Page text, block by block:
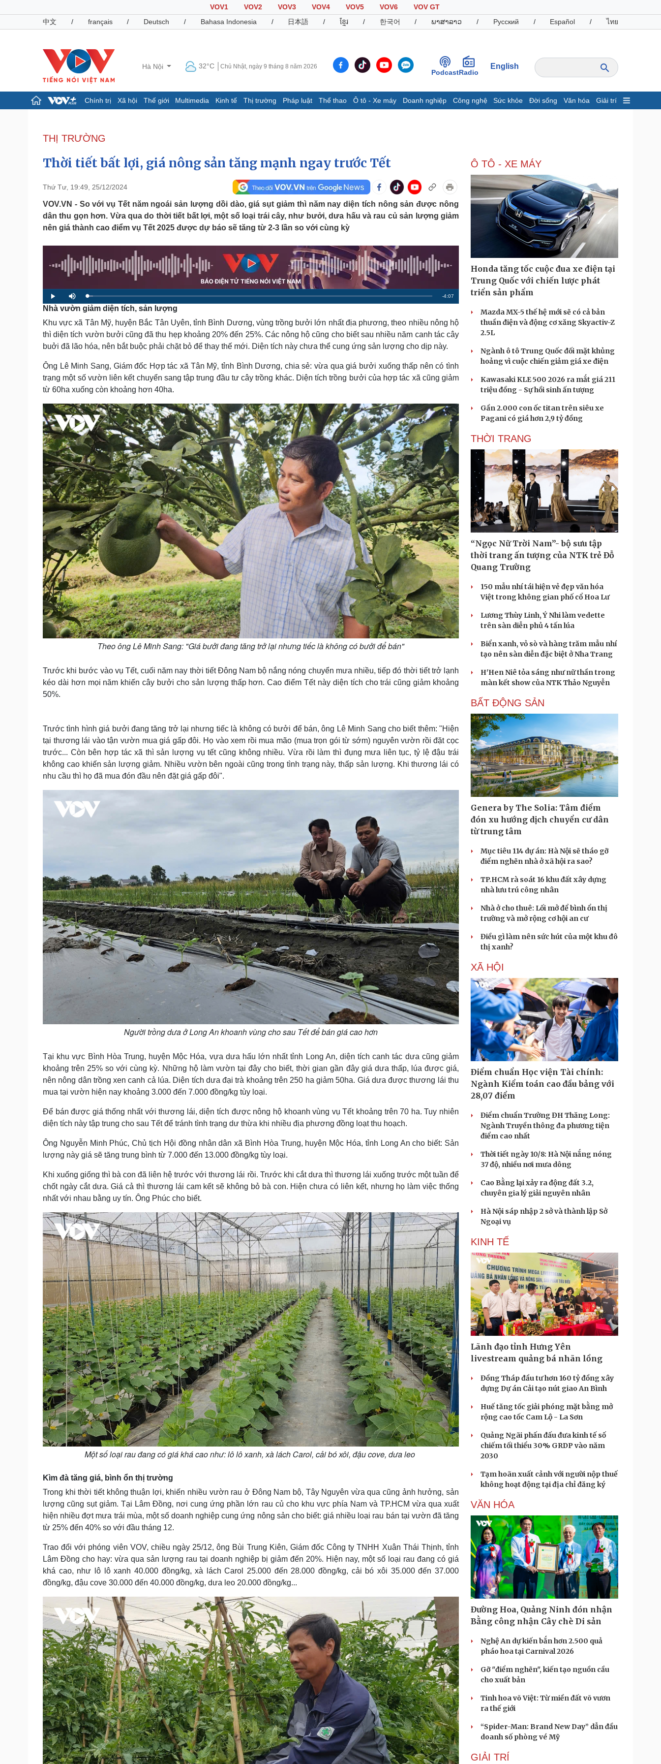
VOV1 VOV2 VOV3 VOV4 VOV5 VOV6
VOV GT
中文
/ français / Deutsch / Bahasa Indonesia / 日本語 / ខ្មែរ / 한국어 / ພາສາລາວ / Русский / Español / ไทย
Hà Nội 32°C Chủ Nhật, ngày 9 tháng 8 năm 2026
PodcastRadio
English
Chính trị Xã hội Thế giới Multimedia Kinh tế Thị trường Pháp luật Thể thao Ô tô - Xe máy Doanh nghiệp Công nghệ Sức khỏe Đời sống Văn hóa Giải trí
Đảng
Tổ chức nhân sự
Nhận diện sự thật
Dấu ấn VOV
Infographic
Chứng khoán
Giá cà phê
Pháp luật
Vụ án
Tin nóng
Quân sự - Quốc phòng
Vũ khí
Việt Nam
Thể thao
Bóng đá
Lịch thi đấu bóng đá
eSports
Hậu trường
Ô tô - Xe máy
Ô tô
Xe máy
Doanh nghiệp
Thông tin doanh nghiệp
Vì cộng đồng
Công nghệ
Sành điệu
Tin Công nghệ
Trải nghiệm
Chuyển đổi số
Sức khỏe
Cây thuốc
Sản phụ khoa
Nhi khoa
Nam khoa
Làm đẹp - giảm cân
Phòng mạch online
Đời sống
Blog
Tình yêu - Gia đình
Văn hóa
Sân khấu - Điện ảnh
Văn học
Giải trí
Nghệ sĩ
Thời trang
Du lịch
Săn Tour
Podcast
Câu chuyện thời sự
Cửa sổ tình yêu
Kể chuyện cho bé
Hạt giống tâm hồn
Cải chính
THỊ TRƯỜNG
Thời tiết bất lợi, giá nông sản tăng mạnh ngay trước Tết
Thứ Tư, 19:49, 25/12/2024
VOV.VN - So với vụ Tết năm ngoái sản lượng dồi dào, giá sụt giảm thì năm nay diện tích nông sản được nông
dân thu gọn hơn. Vừa qua do thời tiết bất lợi, một số loại trái cây, như bưởi, dưa hấu và rau củ sản lượng giảm
nên giá thành cao điểm vụ Tết 2025 được dự báo sẽ tăng từ 2-3 lần so với cùng kỳ
P
l
a
M
u
t
L
o
a
d
d
1
.
6
5
R
m
n
g
T
m
e
-4:07
Nhà vườn giảm diện tích, sản lượng
Khu vực xã Tân Mỹ, huyện Bắc Tân Uyên, tỉnh Bình Dương, vùng trồng bưởi lớn nhất địa phương, theo nhiều nông hộ
thì diện tích vườn bưởi cũng đã thu hẹp khoảng 20% đến 25%. Các nông hộ cũng cho biết sau nhiều năm canh tác cây
buởi đã lão hóa, nên bắt buộc phải chặt bỏ để thay thế mới. Diện tích này chưa thể cung ứng sản lượng cho dịp này.
Ông Lê Minh Sang, Giám đốc Hợp tác xã Tân Mỹ, tỉnh Bình Dương, chia sẻ: vừa qua giá bưởi xuống thấp nên có tình
trạng một số vườn liên kết chuyển sang tập trung đầu tư cây trồng khác. Diện tích trồng bưởi của hợp tác xã cũng giảm
từ 60ha xuống còn khoảng hơn 40ha.
Theo ông Lê Minh Sang: "Giá bưởi đang tăng trở lại nhưng tiếc là không có bưởi để bán"
Trước khi bước vào vụ Tết, cuối năm nay thời tiết Đông Nam bộ nắng nóng chuyển mưa nhiều, tiếp đó thời tiết trở lạnh
kéo dài hơn mọi năm khiến cây bưởi cho sản lượng thấp hơn. Cao điểm Tết này diện tích cho trái cũng giảm khoảng
50%.
Trước tình hình giá bưởi đang tăng trở lại nhưng tiếc là không có bưởi để bán, ông Lê Minh Sang cho biết thêm: "Hiện
tại thương lái vào tận vườn mua giá gấp đôi. Họ vào xem rồi mua mão (mua trọn gói từ sớm) nguyên vườn rồi đặt cọc
trước... Còn bên hợp tác xã thì sản lượng vụ tết cũng không nhiều. Vừa rồi làm thì đụng mưa liên tục, tỷ lệ đậu trái
không cao khiến sản lượng giảm. Nhiều vườn bên ngoài cũng trong tình trạng này, thấp sản lượng. Khi thương lái có
nhu cầu thì họ đã mua đón đầu nên đặt giá gấp đôi".
Người trồng dưa ở Long An khoanh vùng cho sau Tết để bán giá cao hơn
Tại khu vực Bình Hòa Trung, huyện Mộc Hóa, vựa dưa hấu lớn nhất tỉnh Long An, diện tích canh tác dưa cũng giảm
khoảng trên 25% so với cùng kỳ. Những hộ làm vườn tại đây cho biết, thời gian gần đây giá dưa thấp, lúa được giá,
nên nông dân trồng xen canh cả lúa. Diện tích dưa đại trà khoảng trên 250 ha giảm 50ha. Giá dưa được thương lái thu
mua tại vườn hiện nay khoảng 3.000 đến 7.000 đồng/kg tùy loại.
Để bán được giá thống nhất với thương lái, diện tích được nông hộ khoanh vùng vụ Tết khoảng trên 70 ha. Tuy nhiên
diện tích này tập trung cho sau Tết để tránh tình trạng dư thừa khi nhiều địa phương đồng loạt thu hoạch.
Ông Nguyễn Minh Phúc, Chủ tịch Hội đồng nhân dân xã Bình Hòa Trung, huyện Mộc Hóa, tỉnh Long An cho biết: Sản
lượng này giá sẽ tăng trung bình từ 7.000 đến 13.000 đồng/kg tùy loại.
Khi xuống giống thì bà con đã liên hệ trước với thương lái rồi. Trước khi cắt dưa thì thương lái xuống trước một tuần để
chốt ngày cắt dưa. Giá cả thì thương lái cam kết sẽ không bỏ bà con. Hiện chưa có liên kết, nhưng họ làm việc thống
nhất với nhau bằng uy tín. Ông Phúc cho biết.
Một số loại rau đang có giá khá cao như: lô lô xanh, xà lách Carol, cải bó xôi, đậu cove, dưa leo
Kìm đà tăng giá, bình ổn thị trường
Trong khi thời tiết không thuận lợi, khiến nhiều vườn rau ở Đông Nam bộ, Tây Nguyên vừa qua cũng ảnh hưởng, sản
lượng cũng sụt giảm. Tại Lâm Đồng, nơi cung ứng phần lớn rau củ cho khu vực phía Nam và TP.HCM vừa qua xuất
hiện nhiều đợt mưa trái mùa, một số doanh nghiệp cung ứng nông sản cho biết: giá nhiều loại rau bán tại vườn đã tăng
từ 25% đến 40% so với đầu tháng 12.
Trao đổi với phóng viên VOV, chiều ngày 25/12, ông Bùi Trung Kiên, Giám đốc Công ty TNHH Xuân Thái Thịnh, tỉnh
Lâm Đồng cho hay: vừa qua sản lượng rau tại doanh nghiệp bị giảm đến 20%. Hiện nay, một số loại rau đang có giá
khá cao, như lô lô xanh 40.000 đồng/kg, xà lách Carol 25.000 đến 28.000 đồng/kg, cải bó xôi 35.000 đến 37.000
đồng/kg, đậu cove 30.000 đến 40.000 đồng/kg, dưa leo 20.000 đồng/kg...
Ô TÔ - XE MÁY
Honda tăng tốc cuộc đua xe điện tại
Trung Quốc với chiến lược phát
triển sản phẩm
Mazda MX-5 thế hệ mới sẽ có cả bản
thuần điện và động cơ xăng Skyactiv-Z
2.5L
Ngành ô tô Trung Quốc đối mặt khủng
hoảng vì cuộc chiến giảm giá xe điện
Kawasaki KLE 500 2026 ra mắt giá 211
triệu đồng - Sự hồi sinh ấn tượng
Gần 2.000 con ốc titan trên siêu xe
Pagani có giá hơn 2,9 tỷ đồng
THỜI TRANG
“Ngọc Nữ Trời Nam”- bộ sưu tập
thời trang ấn tượng của NTK trẻ Đỗ
Quang Trường
150 mẫu nhí tái hiện vẻ đẹp văn hóa
Việt trong không gian phố cổ Hoa Lư
Lương Thùy Linh, Ý Nhi làm vedette
trên sàn diễn phủ 4 tấn lúa
Biển xanh, vỏ sò và hàng trăm mẫu nhí
tạo nên sàn diễn đặc biệt ở Nha Trang
H'Hen Niê tỏa sáng như nữ thần trong
màn kết show của NTK Thảo Nguyễn
BẤT ĐỘNG SẢN
Genera by The Solia: Tâm điểm
đón xu hướng dịch chuyển cư dân
từ trung tâm
Mục tiêu 114 dự án: Hà Nội sẽ tháo gỡ
điểm nghẽn nhà ở xã hội ra sao?
TP.HCM rà soát 16 khu đất xây dựng
nhà lưu trú công nhân
Nhà ở cho thuê: Lối mở để bình ổn thị
trường và mở rộng cơ hội an cư
Điều gì làm nên sức hút của một khu đô
thị xanh?
XÃ HỘI
Điểm chuẩn Học viện Tài chính:
Ngành Kiểm toán cao đầu bảng với
28,07 điểm
Điểm chuẩn Trường ĐH Thăng Long:
Ngành Truyền thông đa phương tiện
điểm cao nhất
Thời tiết ngày 10/8: Hà Nội nắng nóng
37 độ, nhiều nơi mưa dông
Cao Bằng lại xảy ra động đất 3.2,
chuyên gia lý giải nguyên nhân
Hà Nội sáp nhập 2 sở và thành lập Sở
Ngoại vụ
KINH TẾ
Lãnh đạo tỉnh Hưng Yên
livestream quảng bá nhãn lồng
Đồng Tháp đầu tư hơn 160 tỷ đồng xây
dựng Dự án Cải tạo nút giao An Bình
Huế tăng tốc giải phóng mặt bằng mở
rộng cao tốc Cam Lộ - La Sơn
Quảng Ngãi phấn đấu đưa kinh tế số
chiếm tối thiểu 30% GRDP vào năm
2030
Tạm hoãn xuất cảnh với người nộp thuế
không hoạt động tại địa chỉ đăng ký
VĂN HÓA
Đường Hoa, Quảng Ninh đón nhận
Bằng công nhận Cây chè Di sản
Nghệ An dự kiến bắn hơn 2.500 quả
pháo hoa tại Carnival 2026
Gỡ "điểm nghẽn", kiến tạo nguồn cầu
cho xuất bản
Tinh hoa võ Việt: Từ miền đất võ vươn
ra thế giới
“Spider-Man: Brand New Day” dẫn đầu
doanh số phòng vé Mỹ
GIẢI TRÍ